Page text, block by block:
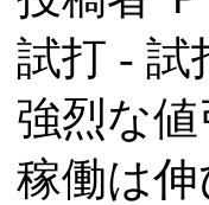
試打 - 試
強烈な
稼働は